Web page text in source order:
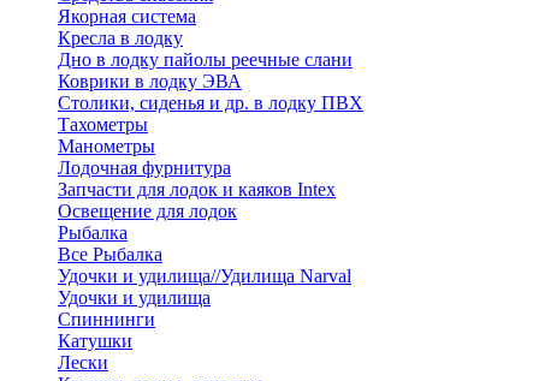
Якорная система
Кресла в лодку
Дно в лодку пайолы реечные слани
Коврики в лодку ЭВА
Столики, сиденья и др. в лодку ПВХ
Тахометры
Манометры
Лодочная фурнитура
Запчасти для лодок и каяков Intex
Освещение для лодок
Рыбалка
Все Рыбалка
Удочки и удилища//Удилища Narval
Удочки и удилища
Спиннинги
Катушки
Лески